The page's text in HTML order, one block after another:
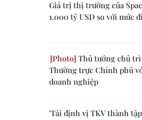
Giá trị thị trường của
1.000 tỷ USD so với mức
Thủ tướng chủ
Thường trực Chính phủ
doanh nghiệp
'Tái định vị TKV thành